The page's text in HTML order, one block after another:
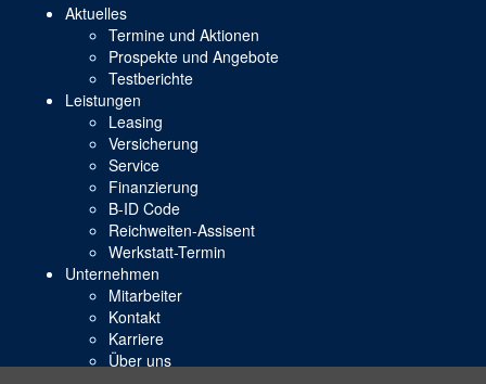
Navigation
überspringen
Aktuelles
Termine und Aktionen
Prospekte und Angebote
Testberichte
Leistungen
Leasing
Versicherung
Service
Finanzierung
B-ID Code
Reichweiten-Assisent
Werkstatt-Termin
Unternehmen
Mitarbeiter
Kontakt
Karriere
Über uns